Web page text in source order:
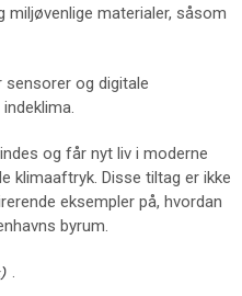
miljøvenlige materialer, såsom
sensorer og digitale
og får nyt liv i moderne
klimaaftryk. Disse tiltag er ikke
eksempler på, hvordan
byrum.
.